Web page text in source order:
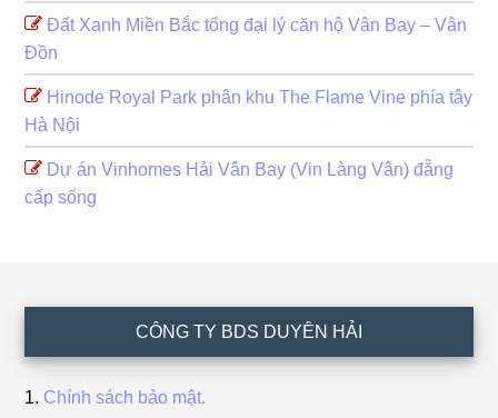
Đất Xanh Miền Bắc tổng đại lý căn hộ Vân Bay – Vân
Đồn
Hinode Royal Park phân khu The Flame Vine phía tây
Hà Nội
Dự án Vinhomes Hải Vân Bay (Vin Làng Vân) đẵng
cấp sống
CÔNG TY BDS DUYÊN HẢI
Chính sách bảo mật.